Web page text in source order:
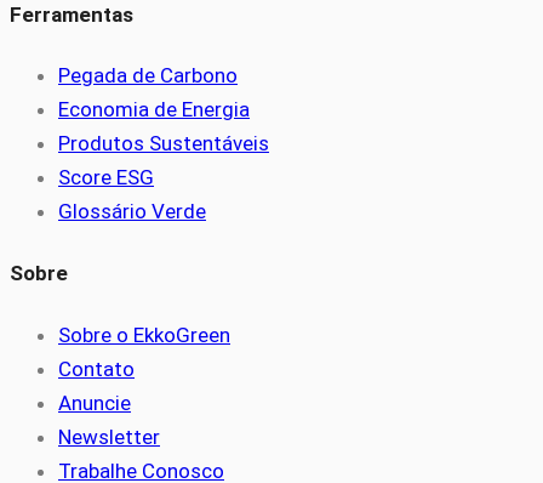
Ferramentas
Pegada de Carbono
Economia de Energia
Produtos Sustentáveis
Score ESG
Glossário Verde
Sobre
Sobre o EkkoGreen
Contato
Anuncie
Newsletter
Trabalhe Conosco